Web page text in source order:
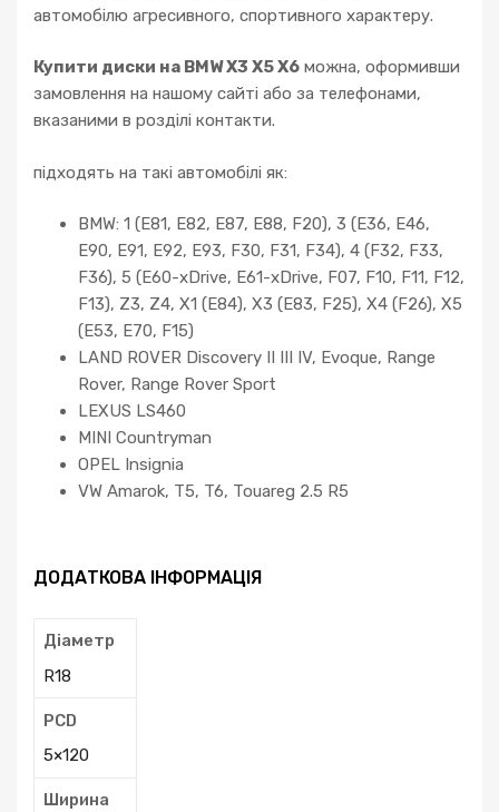
автомобілю агресивного, спортивного характеру.
Купити диски на BMW X3 X5 X6 можна, оформивши
замовлення на нашому сайті або за телефонами,
вказаними в розділі контакти.
підходять на такі автомобілі як:
BMW: 1 (E81, E82, E87, E88, F20), 3 (E36, E46,
E90, E91, E92, E93, F30, F31, F34), 4 (F32, F33,
F36), 5 (E60-xDrive, E61-xDrive, F07, F10, F11, F12,
F13), Z3, Z4, X1 (E84), X3 (E83, F25), X4 (F26), X5
(E53, E70, F15)
LAND ROVER Discovery II III IV, Evoque, Range
Rover, Range Rover Sport
LEXUS LS460
MINI Countryman
OPEL Insignia
VW Amarok, T5, T6, Touareg 2.5 R5
ДОДАТКОВА ІНФОРМАЦІЯ
Діаметр
R18
PCD
5×120
Ширина